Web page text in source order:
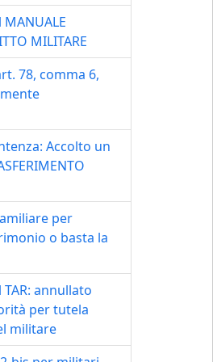
MILITARE
78, comma 6,
Accolto un
per
o basta la
annullato
per tutela
militare